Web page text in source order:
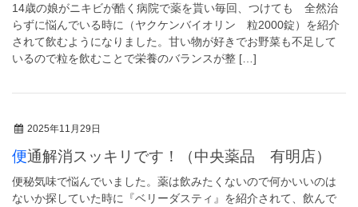
14歳の娘がニキビが酷く病院で薬を貰い毎回、つけても 全然治
らずに悩んでいる時に（ヤクケンバイオリン 粒2000錠）を紹介
されて飲むようになりました。甘い物が好きでお野菜も不足して
いるので粒を飲むことで栄養のバランスが整 […]
2025年11月29日
便通解消スッキリです！（中央薬品 有明店）
便秘気味で悩んでいました。薬は飲みたくないので何かいいのは
ないか探していた時に『ベリーダスティ』を紹介されて、飲んで